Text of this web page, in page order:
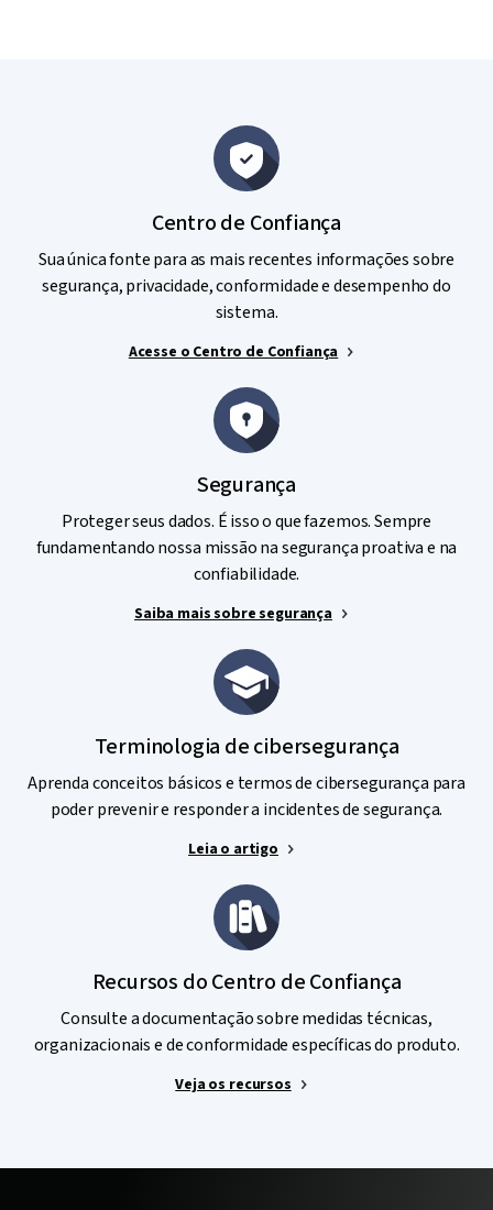
Centro de Confiança
Sua única fonte para as mais recentes informações sobre
segurança, privacidade, conformidade e desempenho do
sistema.
Acesse o Centro de Confiança
Segurança
Proteger seus dados. É isso o que fazemos. Sempre
fundamentando nossa missão na segurança proativa e na
confiabilidade.
Saiba mais sobre segurança
Terminologia de cibersegurança
Aprenda conceitos básicos e termos de cibersegurança para
poder prevenir e responder a incidentes de segurança.
Leia o artigo
Recursos do Centro de Confiança
Consulte a documentação sobre medidas técnicas,
organizacionais e de conformidade específicas do produto.
Veja os recursos